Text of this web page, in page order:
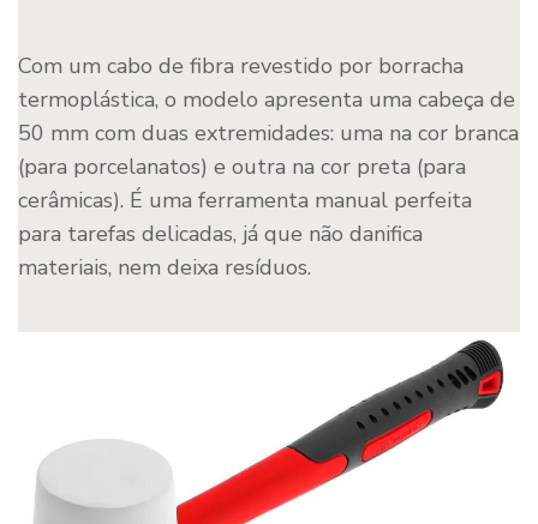
Com um cabo de fibra revestido por borracha
termoplástica, o modelo apresenta uma cabeça de
50 mm com duas extremidades: uma na cor branca
(para porcelanatos) e outra na cor preta (para
cerâmicas). É uma ferramenta manual perfeita
para tarefas delicadas, já que não danifica
materiais, nem deixa resíduos.